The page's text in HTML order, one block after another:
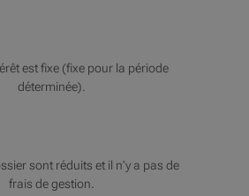
est fixe (fixe pour la période
déterminée).
sont réduits et il n'y a pas de
frais de gestion.